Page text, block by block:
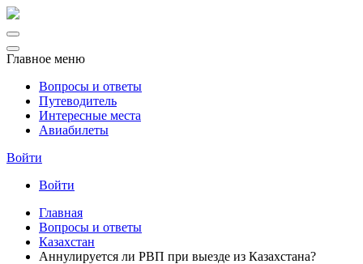
Главное меню
Вопросы и ответы
Путеводитель
Интересные места
Авиабилеты
Войти
Войти
Главная
Вопросы и ответы
Казахстан
Аннулируется ли РВП при выезде из Казахстана?